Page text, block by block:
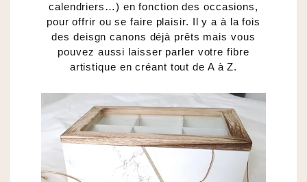
calendriers…) en fonction des occasions,
pour offrir ou se faire plaisir. Il y a à la fois
des deisgn canons déjà prêts mais vous
pouvez aussi laisser parler votre fibre
artistique en créant tout de A à Z.